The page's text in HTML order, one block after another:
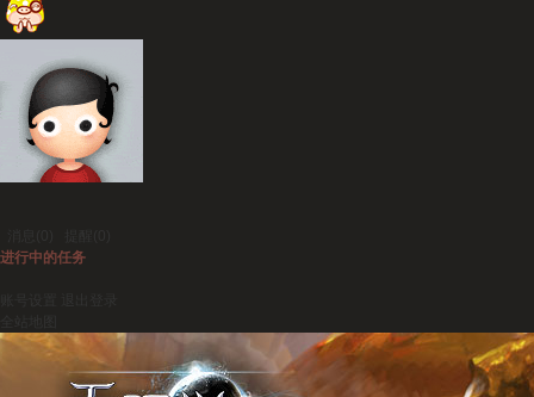
进行中的任务